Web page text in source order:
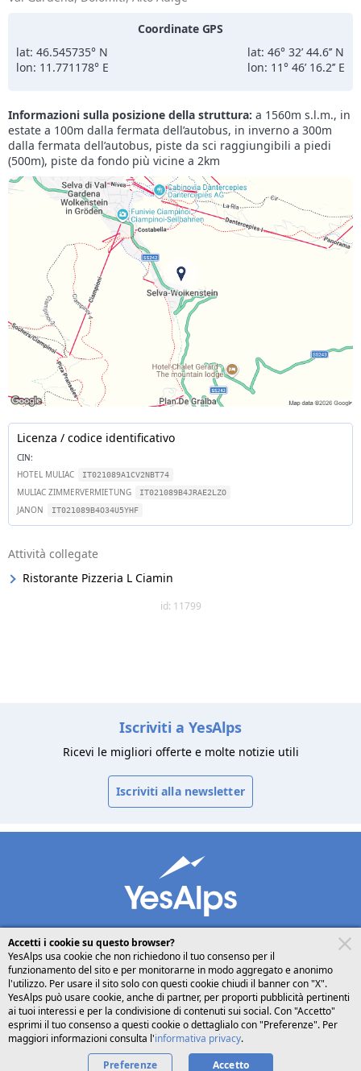
piscina/spa bella e curata. Struttura che
consiglieremo e in cui ritorneremo.
Coordinate GPS
lat: 46.545735° N
lon: 11.771178° E
lat: 46° 32’ 44.6’’ N
lon: 11° 46’ 16.2’’ E
Informazioni sulla posizione della struttura: a 1560m s.l.m., in
estate a 100m dalla fermata dell’autobus, in inverno a 300m
dalla fermata dell’autobus, piste da sci raggiungibili a piedi
(500m), piste da fondo più vicine a 2km
Licenza / codice identificativo
CIN:
HOTEL MULIAC
IT021089A1CV2NBT74
MULIAC ZIMMERVERMIETUNG IT021089B4JRAE2LZO
JANON IT021089B4O34U5YHF
Attività collegate
Ristorante Pizzeria L Ciamin
id: 11799
Iscriviti a YesAlps
Ricevi le migliori offerte e molte notizie utili
Iscriviti alla newsletter
desktop seguici su
Italiano
Privacy Cookies Chi siamo
Accetti i cookie su questo browser?
YesAlps usa cookie che non richiedono il tuo consenso per il
funzionamento del sito e per monitorarne in modo aggregato e anonimo
l'utilizzo. Per usare il sito solo con questi cookie chiudi il banner con "X".
YesAlps può usare cookie, anche di partner, per proporti pubblicità pertinenti
ai tuoi interessi e per la condivisione di contenuti sui social. Con "Accetto"
esprimi il tuo consenso a questi cookie o dettaglialo con "Preferenze". Per
maggiori informazioni consulta l'informativa privacy.
Preferenze
Accetto